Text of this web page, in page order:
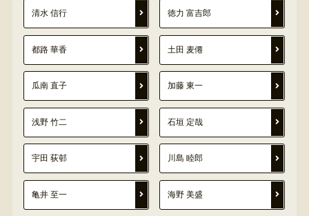
清水 信行 徳力 富吉郎
都路 華香 土田 麦僊
瓜南 直子 加藤 東一
浅野 竹二 石垣 定哉
宇田 荻邨 川島 睦郎
亀井 至一 海野 美盛